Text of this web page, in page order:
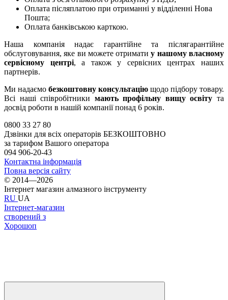
Оплата післяплатою при отриманні у відділенні Нова
Пошта;
Оплата банківською карткою.
Наша компанія надає гарантійне та післягарантійне
обслуговування, яке ви можете отримати у нашому власному
сервісному центрі, а також у сервісних центрах наших
партнерів.
Ми надаємо безкоштовну консультацію щодо підбору товару.
Всі наші співробітники мають профільну вищу освіту та
досвід роботи в нашій компанії понад 6 років.
0800 33 27 80
Дзвінки для всіх операторів БЕЗКОШТОВНО
за тарифом Вашого оператора
094 906-20-43
Контактна інформація
Повна версія сайту
© 2014—2026
Інтернет магазин алмазного інструменту
RU UA
Інтернет-магазин
створений з
Хорошоп